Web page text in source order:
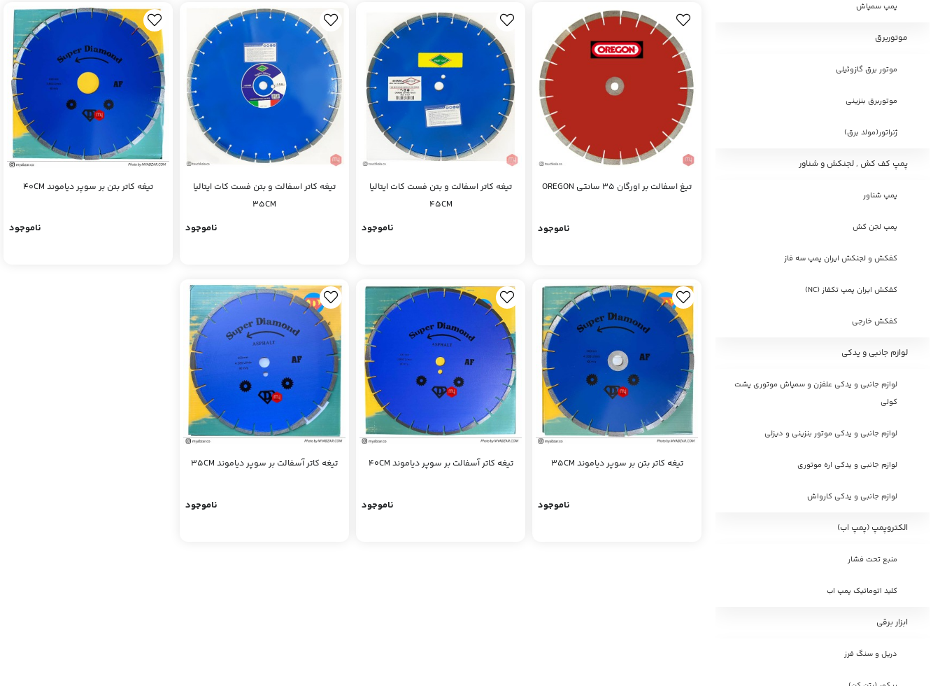
پمپ سمپاش
موتوربرق
موتور برق گازوئیلی
موتوربرق بنزینی
ژنراتور(مولد برق)
پمپ کف کش , لجنکش و شناور
پمپ شناور
پمپ لجن کش
کفکش و لجنکش ایران پمپ سه فاز
کفکش ایران پمپ تکفاز (NC)
کفکش خارجی
لوازم جانبی و یدکی
لوازم جانبی و یدکی علفزن و سمپاش موتوری پشت
کولی
لوازم جانبی و یدکی موتور بنزینی و دیزلی
لوازم جانبی و یدکی اره موتوری
لوازم جانبی و یدکی کارواش
الکتروپمپ (پمپ اب)
منبع تحت فشار
کلید اتوماتیک پمپ اب
ابزار برقی
دریل و سنگ فرز
تیغ اسفالت بر اورگان 35 سانتی OREGON
ناموجود
تیغه کاتر اسفالت و بتن فست کات ایتالیا
45CM
ناموجود
تیغه کاتر اسفالت و بتن فست کات ایتالیا
35CM
ناموجود
تیغه کاتر بتن بر سوپر دیاموند 40CM
ناموجود
تیغه کاتر بتن بر سوپر دیاموند 35CM
ناموجود
تیغه کاتر آسفالت بر سوپر دیاموند 40CM
ناموجود
تیغه کاتر آسفالت بر سوپر دیاموند 35CM
ناموجود